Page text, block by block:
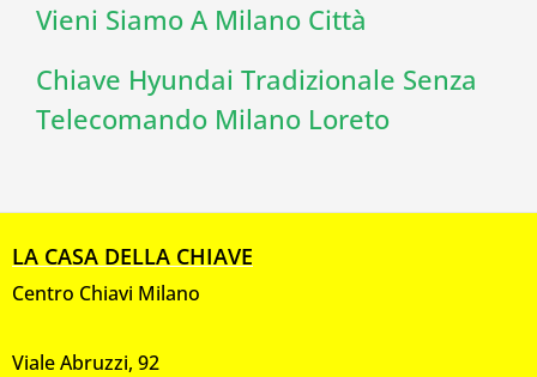
Vieni Siamo A Milano Città
Chiave Hyundai Tradizionale Senza
Telecomando Milano Loreto
LA CASA DELLA CHIAVE
Centro Chiavi Milano
Viale Abruzzi, 92